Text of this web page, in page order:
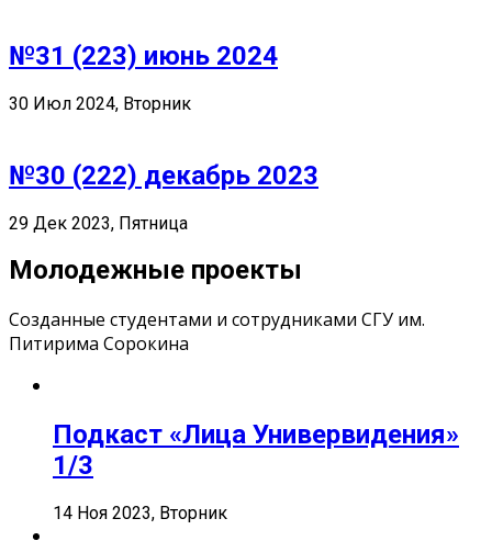
№31 (223) июнь 2024
30 Июл 2024, Вторник
№30 (222) декабрь 2023
29 Дек 2023, Пятница
Молодежные проекты
Созданные студентами и сотрудниками СГУ им.
Питирима Сорокина
Подкаст «Лица Универвидения»
1/3
14 Ноя 2023, Вторник